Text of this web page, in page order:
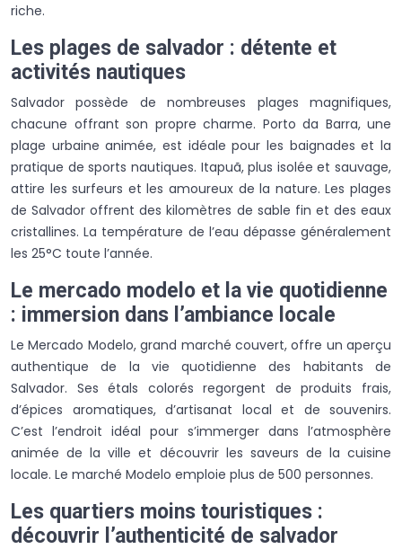
riche.
Les plages de salvador : détente et
activités nautiques
Salvador possède de nombreuses plages magnifiques,
chacune offrant son propre charme. Porto da Barra, une
plage urbaine animée, est idéale pour les baignades et la
pratique de sports nautiques. Itapuã, plus isolée et sauvage,
attire les surfeurs et les amoureux de la nature. Les plages
de Salvador offrent des kilomètres de sable fin et des eaux
cristallines. La température de l’eau dépasse généralement
les 25°C toute l’année.
Le mercado modelo et la vie quotidienne
: immersion dans l’ambiance locale
Le Mercado Modelo, grand marché couvert, offre un aperçu
authentique de la vie quotidienne des habitants de
Salvador. Ses étals colorés regorgent de produits frais,
d’épices aromatiques, d’artisanat local et de souvenirs.
C’est l’endroit idéal pour s’immerger dans l’atmosphère
animée de la ville et découvrir les saveurs de la cuisine
locale. Le marché Modelo emploie plus de 500 personnes.
Les quartiers moins touristiques :
découvrir l’authenticité de salvador